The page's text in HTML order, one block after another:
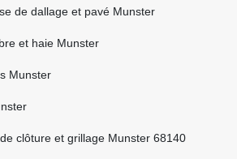
de dallage et pavé Munster
et haie Munster
Munster
clôture et grillage Munster 68140